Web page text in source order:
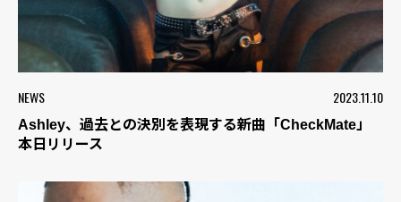
NEWS 2023.11.10
Ashley、過去との決別を表現する新曲「CheckMate」
本日リリース